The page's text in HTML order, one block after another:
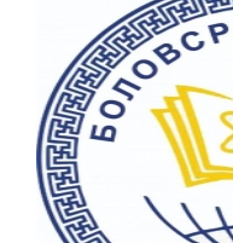
Мэдээлэл шуурхай
Нийтийн номын
Эрдэнэт Булганы